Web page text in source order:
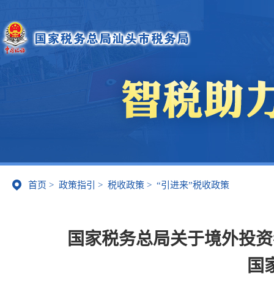
首页 > 政策指引 > 税收政策 > “引进来”税收政策
国家税务总局关于境外投
国